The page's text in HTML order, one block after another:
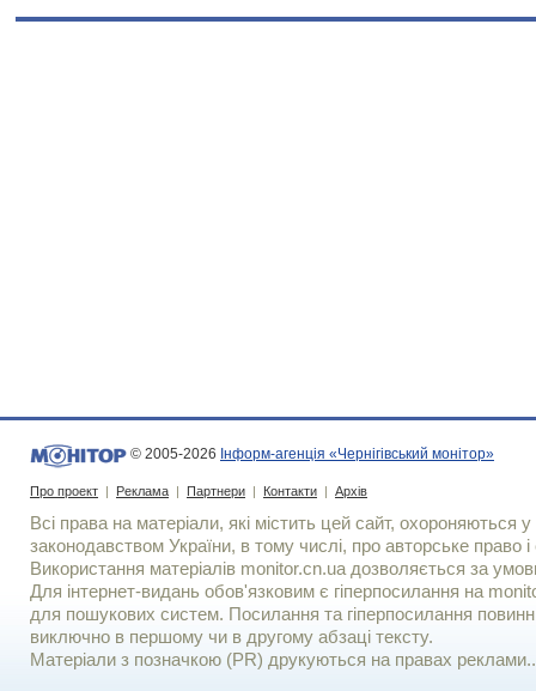
© 2005-2026 Інформ-агенція «Чернігівський монітор»
Про проект | Реклама | Партнери | Контакти | Архів
Всі права на матеріали, які містить цей сайт, охороняються у
законодавством України, в тому числі, про авторське право і
Використання матерiалiв monitor.cn.ua дозволяється за
Для iнтернет-видань обов'язковим є гiперпосилання на
для пошукових систем. Посилання та гіперпосилання
виключно в першому чи в другому абзаці тексту.
Матеріали з позначкою (PR) друкуються на правах реклами..